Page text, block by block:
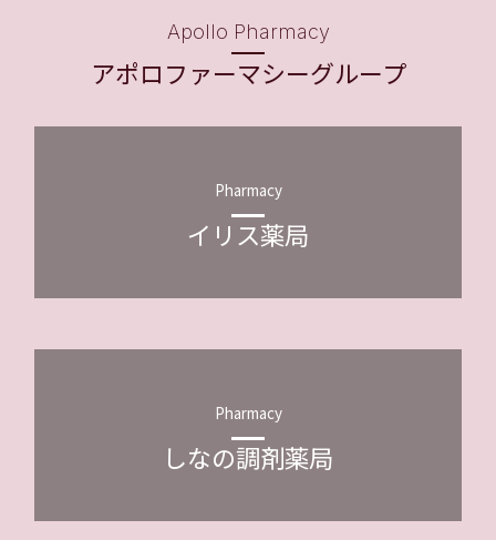
Apollo Pharmacy
アポロファーマシーグループ
Pharmacy
イリス薬局
Pharmacy
しなの調剤薬局